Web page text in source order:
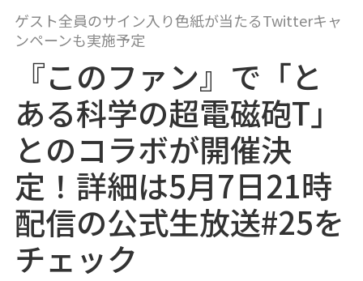
o
ゲスト全員のサイン入り色紙が当たるTwitterキャ
ンペーンも実施予定
『このファン』で「と
ある科学の超電磁砲T」
とのコラボが開催決
定！詳細は5月7日21時
配信の公式生放送#25を
チェック